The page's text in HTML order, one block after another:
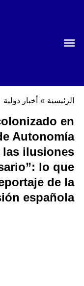
الرئيسية » أخبار دولية
en
Autonomía
las ilusiones
lo que
de la
española